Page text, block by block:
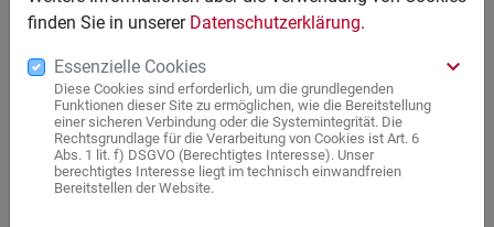
Handelsregister: AG Darmstadt, HR-Nr. HRA 22132
Umsatzsteuer-Identifikationsnummer: DE 111405812
Berufsrechtliche Regelungen:
Apothekenbetriebsordnung (ApBetrO)
Berufsordnung der Landesapothekerkammer Hessen
Haftungsausschluss:
finden Sie in unserer Datenschutzerklärung.
Essenzielle Cookies keyboard_arrow_down
Diese Cookies sind erforderlich, um die grundlegenden
Funktionen dieser Site zu ermöglichen, wie die Bereitstellung
einer sicheren Verbindung oder die Systemintegrität. Die
Rechtsgrundlage für die Verarbeitung von Cookies ist Art. 6
Abs. 1 lit. f) DSGVO (Berechtigtes Interesse). Unser
berechtigtes Interesse liegt im technisch einwandfreien
Bereitstellen der Website.